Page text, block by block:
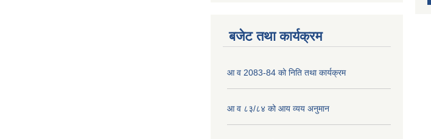
बजेट तथा कार्यक्रम
आ व 2083-84 को निति तथा कार्यक्रम
आ व ८३/८४ को आय व्यय अनुमान